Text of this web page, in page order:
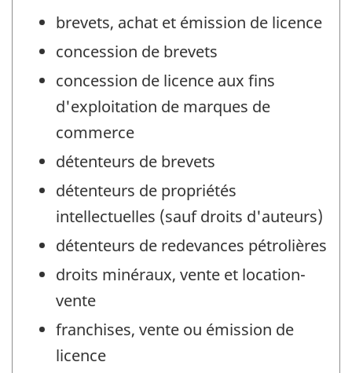
brevets, achat et émission de licence
concession de brevets
concession de licence aux fins
d'exploitation de marques de
commerce
détenteurs de brevets
détenteurs de propriétés
intellectuelles (sauf droits d'auteurs)
détenteurs de redevances pétrolières
droits minéraux, vente et location-
vente
franchises, vente ou émission de
licence